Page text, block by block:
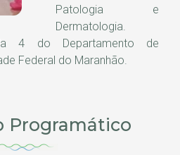
Patologia e
Dermatologia.
4 do Departamento de
Federal do Maranhão.
Programático